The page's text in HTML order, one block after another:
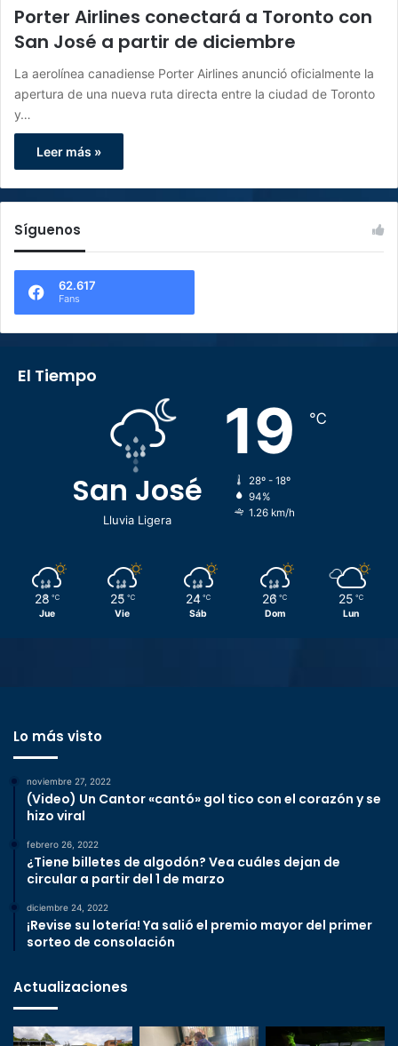
Porter Airlines conectará a Toronto con
San José a partir de diciembre
La aerolínea canadiense Porter Airlines anunció oficialmente la
apertura de una nueva ruta directa entre la ciudad de Toronto
y…
Leer más »
Síguenos
62.617
Fans
El Tiempo
San José
Lluvia Ligera
19 ℃
28º - 18º
94%
1.26 km/h
28 ℃
Jue
25 ℃
Vie
24 ℃
Sáb
26 ℃
Dom
25 ℃
Lun
Lo más visto
noviembre 27, 2022
(Video) Un Cantor «cantó» gol tico con el corazón y se
hizo viral
febrero 26, 2022
¿Tiene billetes de algodón? Vea cuáles dejan de
circular a partir del 1 de marzo
diciembre 24, 2022
¡Revise su lotería! Ya salió el premio mayor del primer
sorteo de consolación
Actualizaciones